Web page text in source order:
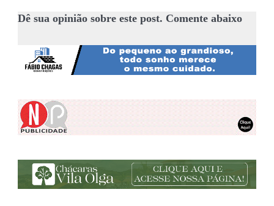
Dê sua opinião sobre este post. Comente abaixo